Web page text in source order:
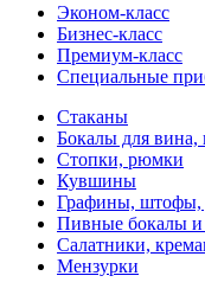
Эконом-класс
Бизнес-класс
Премиум-класс
Специальные
Стаканы
Бокалы для вина,
Стопки, рюмки
Кувшины
Графины, штофы,
Пивные бокалы
Салатники,
Мензурки